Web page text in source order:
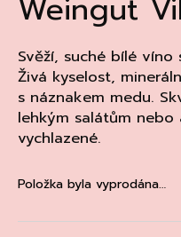
Weingut
Svěží, suché bílé
Živá kyselost,
s náznakem medu.
lehkým salátům nebo
vychlazené.
Položka byla vyprodána…
a
j
í
t
?